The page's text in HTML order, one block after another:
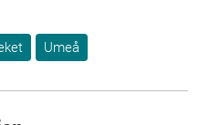
Umeå